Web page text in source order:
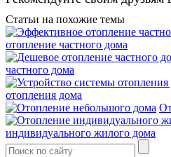
Статьи на похожие темы
отопление частного дома
частного дома
отопления дома
индивидуального жилого дома